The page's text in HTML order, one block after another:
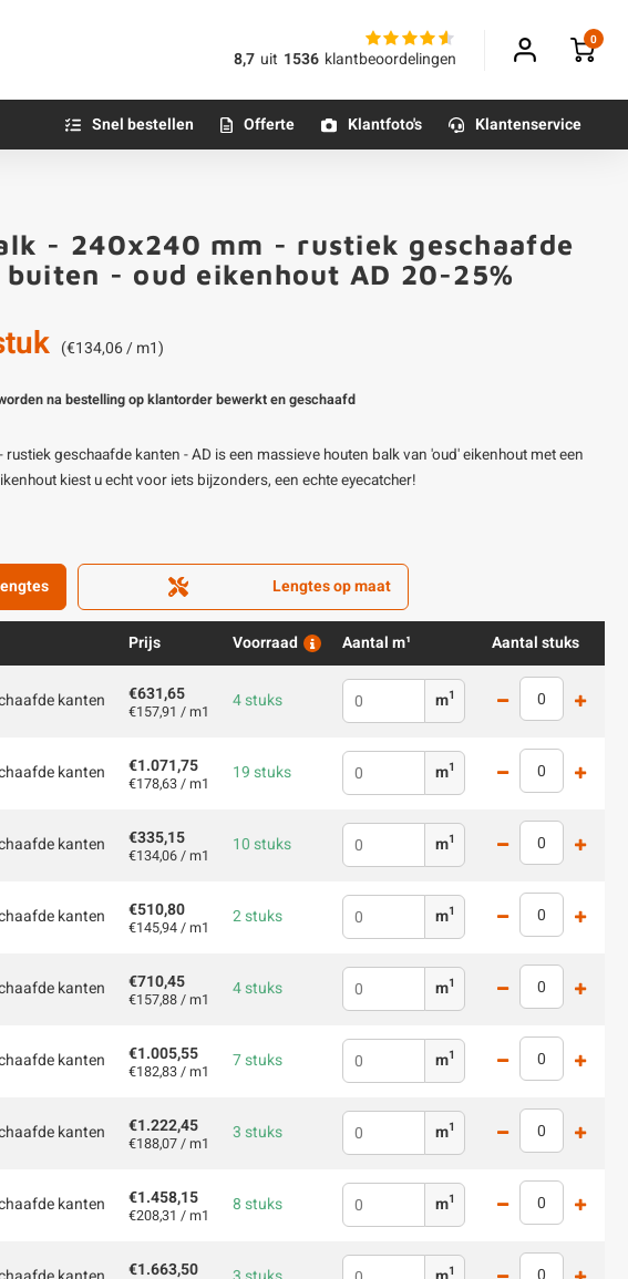
8,7 uit 1536 klantbeoordelingen
0
Olie - voor buiten
Impregneer
Olie en lak - voor binnen
Houtvuller
Betonmortels
Alle poten & onderstellen
Snel bestellen Offerte Klantfoto's Klantenservice
Klantfoto
- 240x240 mm - rustiek geschaafde
- oud eikenhout AD 20-25%
(€134,06 / m1)
na bestelling op klantorder bewerkt en geschaafd
geschaafde kanten - AD is een massieve houten balk van 'oud' eikenhout met een
kiest u echt voor iets bijzonders, een echte eyecatcher!
Lengtes op maat
Prijs Voorraad Aantal m¹ Aantal stuks
kanten €631,65
€157,91 / m1 4 stuks m1
kanten €1.071,75
€178,63 / m1 19 stuks m1
kanten €335,15
€134,06 / m1 10 stuks m1
kanten €510,80
€145,94 / m1 2 stuks m1
kanten €710,45
€157,88 / m1 4 stuks m1
kanten €1.005,55
€182,83 / m1 7 stuks m1
kanten €1.222,45
€188,07 / m1 3 stuks m1
kanten €1.458,15
€208,31 / m1 8 stuks m1
€1.663,50 1